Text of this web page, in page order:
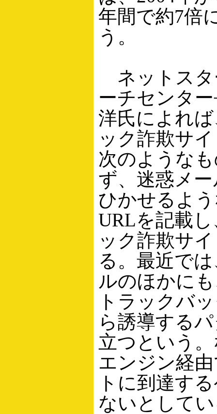
年間で約7倍
う。
ネットスタ
ーチセンタ
洋氏によれ
ック詐欺サ
次のような
ず、迷惑メ
ひかせるよ
URLを記載
ック詐欺サ
る。最近で
ルのほかに
トラックバ
ら誘導する
立つという
エンジン経
トに到達す
ないとして